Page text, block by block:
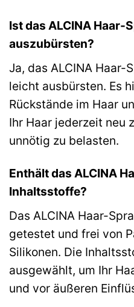
Ist das ALCINA Haar-
auszubürsten?
Ja, das ALCINA Haar-
leicht ausbürsten. Es
Rückstände im Haar
Ihr Haar jederzeit neu
unnötig zu belasten.
Enthält das ALCINA
Inhaltsstoffe?
Das ALCINA Haar-
getestet und frei von
Silikonen. Die
ausgewählt, um Ihr
und vor äußeren